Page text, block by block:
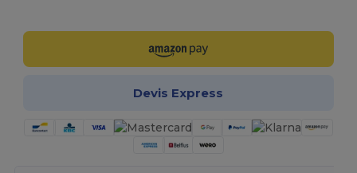
Devis Express